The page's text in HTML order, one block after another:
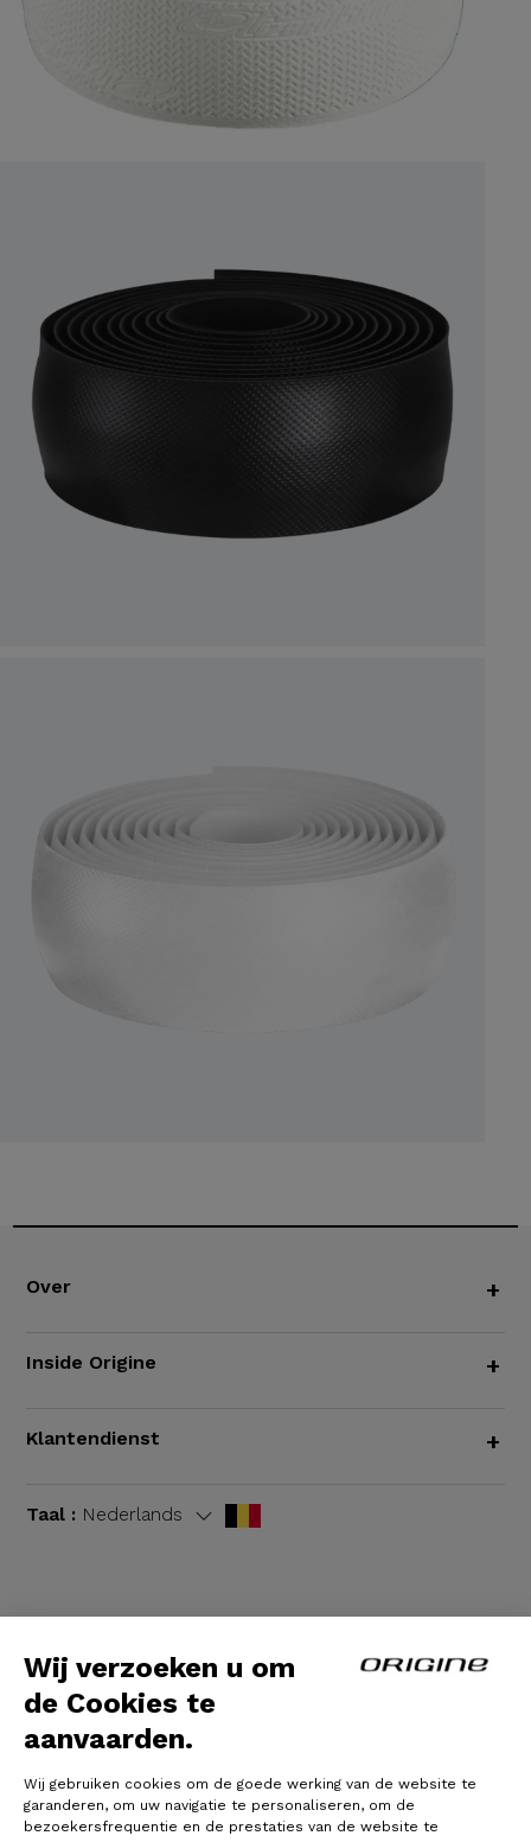
Wij verzoeken u om
de Cookies te
aanvaarden.
Wij gebruiken cookies om de goede werking van de website te
garanderen, om uw navigatie te personaliseren, om de
bezoekersfrequentie en de prestaties van de website te
Over +
Inside Origine +
Klantendienst +
Taal : Nederlands